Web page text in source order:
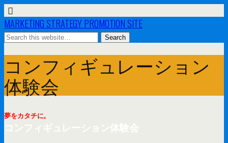
MARKETING STRATEGY PROMOTION SITE
コンフィギュレーション
体験会
夢をカタチに。
コンフィギュレーション体験会